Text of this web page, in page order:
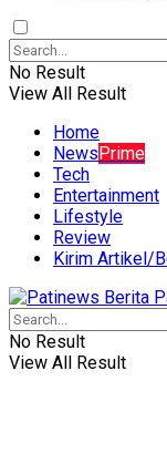
No Result
View All Result
Home
NewsPrime
Tech
Entertainment
Lifestyle
Review
Kirim Artikel/
No Result
View All Result